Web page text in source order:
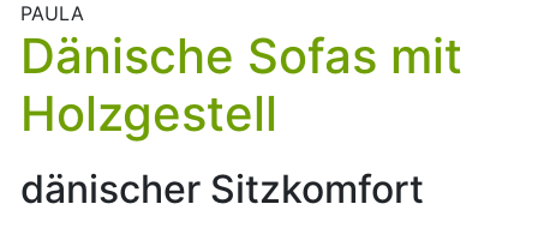
PAULA
Dänische Sofas mit
Holzgestell
dänischer Sitzkomfort